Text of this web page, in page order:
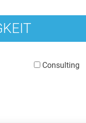
Consulting